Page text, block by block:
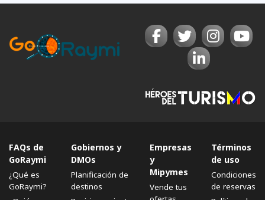
FAQs de
GoRaymi
¿Qué es
GoRaymi?
Gobiernos y
DMOs
Planificación de
destinos
Empresas
y
Mipymes
Vende tus
Términos
de uso
Condiciones
de reservas